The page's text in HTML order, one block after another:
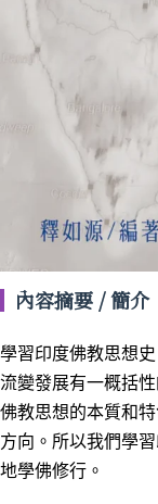
內容摘要 / 簡介
學習印度佛教思想
流變發展有一概括
佛教思想的本質和
方向。所以我們學
地學佛修行。